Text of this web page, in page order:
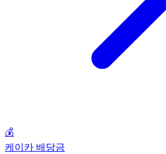
💰
케이카 배당금